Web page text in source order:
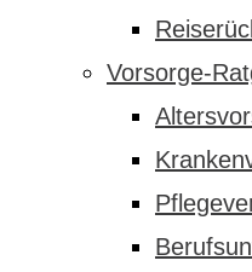
Vorsorge-